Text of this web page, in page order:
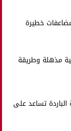
خطيرة
مذهلة وطريقة
تساعد على